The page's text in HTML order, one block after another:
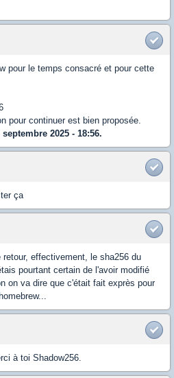
pour le temps consacré et pour cette
pour continuer est bien proposée.
2025 - 18:56.
ça
effectivement, le sha256 du
pourtant certain de l'avoir modifié
on va dire que c'était fait exprès pour
à toi Shadow256.